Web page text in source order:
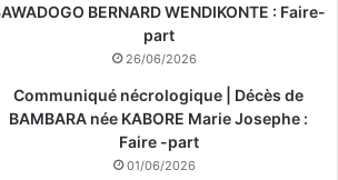
BERNARD WENDIKONTE : Faire-
part
26/06/2026
Communiqué nécrologique | Décès de
BAMBARA née KABORE Marie Josephe :
Faire -part
01/06/2026